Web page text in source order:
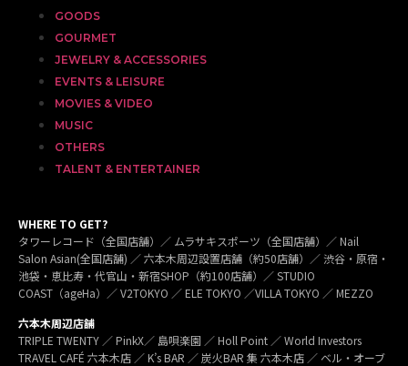
GOODS
GOURMET
JEWELRY & ACCESSORIES
EVENTS & LEISURE
MOVIES & VIDEO
MUSIC
OTHERS
TALENT & ENTERTAINER
WHERE TO GET?
タワーレコード（全国店舗）／ ムラサキスポーツ（全国店舗）／ Nail
Salon Asian(全国店舗) ／ 六本木周辺設置店舗（約50店舗）／ 渋谷・原宿・
池袋・恵比寿・代官山・新宿SHOP（約100店舗）／ STUDIO
COAST（ageHa）／ V2TOKYO ／ ELE TOKYO ／VILLA TOKYO ／ MEZZO
六本木周辺店舗
TRIPLE TWENTY ／ PinkX／ 島唄楽園 ／ Holl Point ／ World Investors
TRAVEL CAFÉ 六本木店 ／ K’s BAR ／ 炭火BAR 集 六本木店 ／ ベル・オーブ